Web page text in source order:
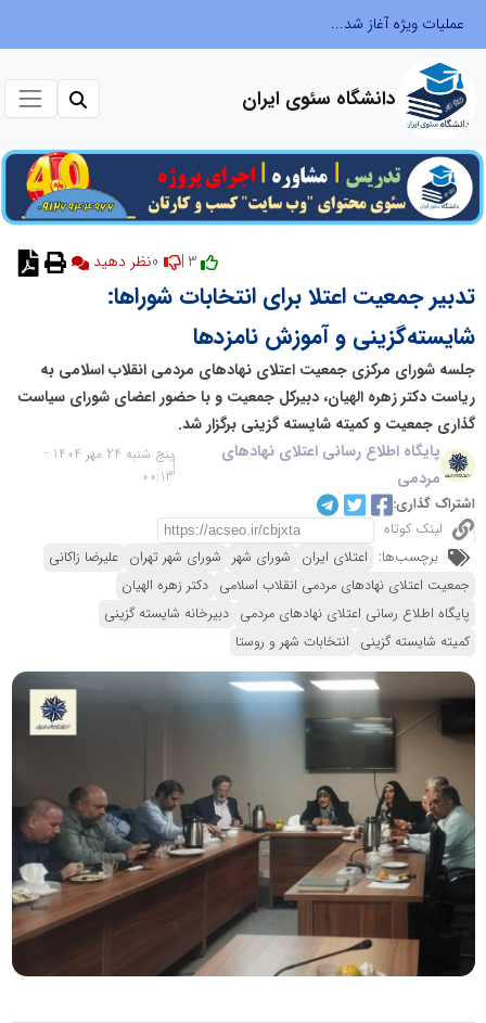
عملیات ویژه آغاز شد...
دانشگاه سئوی ایران
3 | نظر دهید
تدبیر جمعیت اعتلا برای انتخابات شوراها:
شایسته‌گزینی و آموزش نامزدها
جلسه شورای مرکزی جمعیت اعتلای نهادهای مردمی انقلاب اسلامی به
ریاست دکتر زهره الهیان، دبیرکل جمعیت و با حضور اعضای شورای سیاست
گذاری جمعیت و کمیته شایسته گزینی برگزار شد.
پایگاه اطلاع رسانی اعتلای نهادهای
مردمی
پنج شنبه 24 مهر 1404 -
00:13
اشتراک گذاری:
لینک کوتاه
برچسب‌ها: اعتلای ایران شورای شهر شورای شهر تهران علیرضا زاکانی
جمعیت اعتلای نهادهای مردمی انقلاب اسلامی دکتر زهره الهیان
پایگاه اطلاع رسانی اعتلای نهادهای مردمی دبیرخانه شایسته گزینی
کمیته شایسته گزینی انتخابات شهر و روستا